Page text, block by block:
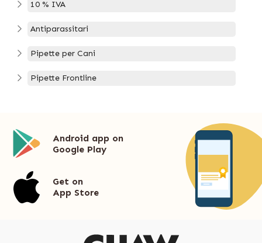
10 % IVA
Antiparassitari
Pipette per Cani
Pipette Frontline
Android app on
Google Play
Get on
App Store